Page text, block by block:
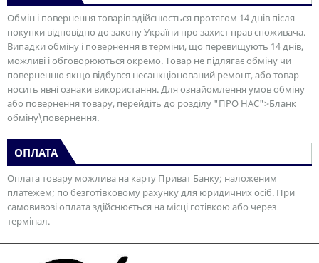
Обмін і повернення товарів здійснюється протягом 14 днів після
покупки відповідно до закону України про захист прав споживача.
Випадки обміну і повернення в терміни, що перевищують 14 днів,
можливі і обговорюються окремо. Товар не підлягає обміну чи
поверненню якщо відбувся несанкціонований ремонт, або товар
носить явні ознаки використання. Для ознайомлення умов обміну
або повернення товару, перейдіть до розділу "ПРО НАС">Бланк
обміну\повернення.
ОПЛАТА
Оплата товару можлива на карту Приват Банку; наложеним
платежем; по безготівковому рахунку для юридичних осіб. При
самовивозі оплата здійснюється на місці готівкою або через
термінал.